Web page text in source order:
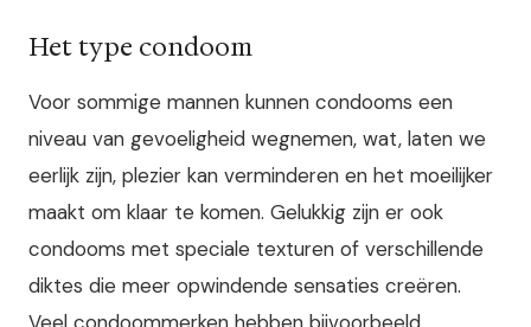
Het type condoom
Voor sommige mannen kunnen condooms een
niveau van gevoeligheid wegnemen, wat, laten we
eerlijk zijn, plezier kan verminderen en het moeilijker
maakt om klaar te komen. Gelukkig zijn er ook
condooms met speciale texturen of verschillende
diktes die meer opwindende sensaties creëren.